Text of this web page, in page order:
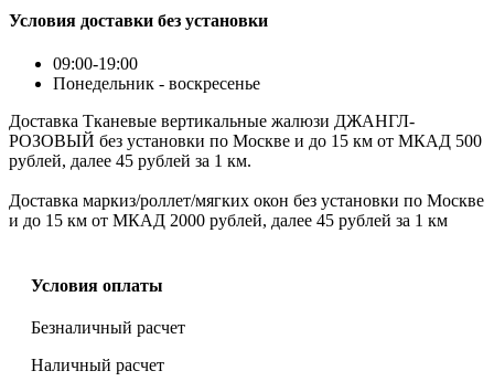
Условия доставки без установки
09:00-19:00
Понедельник - воскресенье
Доставка Тканевые вертикальные жалюзи ДЖАНГЛ-
РОЗОВЫЙ без установки по Москве и до 15 км от МКАД 500
рублей, далее 45 рублей за 1 км.
Доставка маркиз/роллет/мягких окон без установки по Москве
и до 15 км от МКАД 2000 рублей, далее 45 рублей за 1 км
Условия оплаты
Безналичный расчет
Наличный расчет